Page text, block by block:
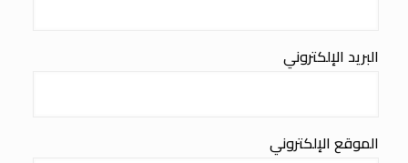
البريد الإلكتروني
الموقع الإلكتروني